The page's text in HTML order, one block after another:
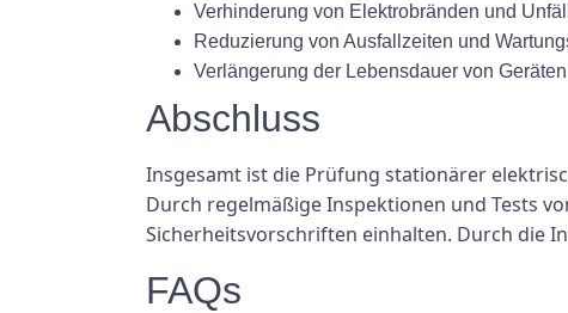
Verhinderung von Elektrobränden und
Reduzierung von Ausfallzeiten und
Verlängerung der Lebensdauer von Geräten
Abschluss
Insgesamt ist die Prüfung stationärer
Durch regelmäßige Inspektionen und Tests
Sicherheitsvorschriften einhalten. Durch die
FAQs